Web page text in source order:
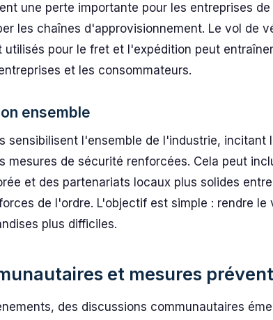
une perte importante pour les entreprises
les chaînes d'approvisionnement. Le vol de
utilisés pour le fret et l'expédition peut
et les consommateurs.
ensemble
sensibilisent l'ensemble de l'industrie, incitant
mesures de sécurité renforcées. Cela peut
et des partenariats locaux plus solides
de l'ordre. L'objectif est simple : rendre le
plus difficiles.
et mesures
des discussions communautaires